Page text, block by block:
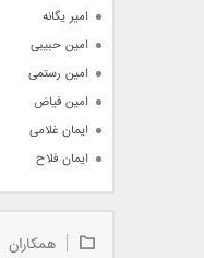
امیر یگانه
امین حبیبی
امین رستمی
امین فیاض
ایمان غلامی
ایمان فلاح
بابک جهانبخش
بابک مافیهمکاران